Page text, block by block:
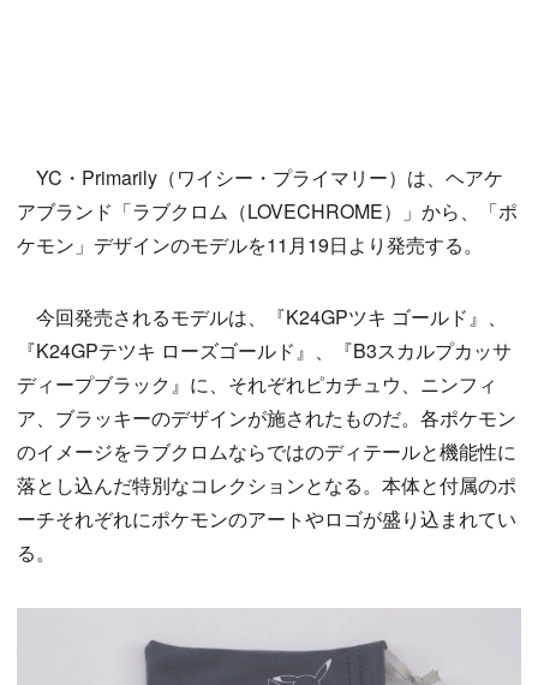
YC・Primarily（ワイシー・プライマリー）は、ヘアケ
アブランド「ラブクロム（LOVECHROME）」から、「ポ
ケモン」デザインのモデルを11月19日より発売する。
今回発売されるモデルは、『K24GPツキ ゴールド』、
『K24GPテツキ ローズゴールド』、『B3スカルプカッサ
ディープブラック』に、それぞれピカチュウ、ニンフィ
ア、ブラッキーのデザインが施されたものだ。各ポケモン
のイメージをラブクロムならではのディテールと機能性に
落とし込んだ特別なコレクションとなる。本体と付属のポ
ーチそれぞれにポケモンのアートやロゴが盛り込まれてい
る。